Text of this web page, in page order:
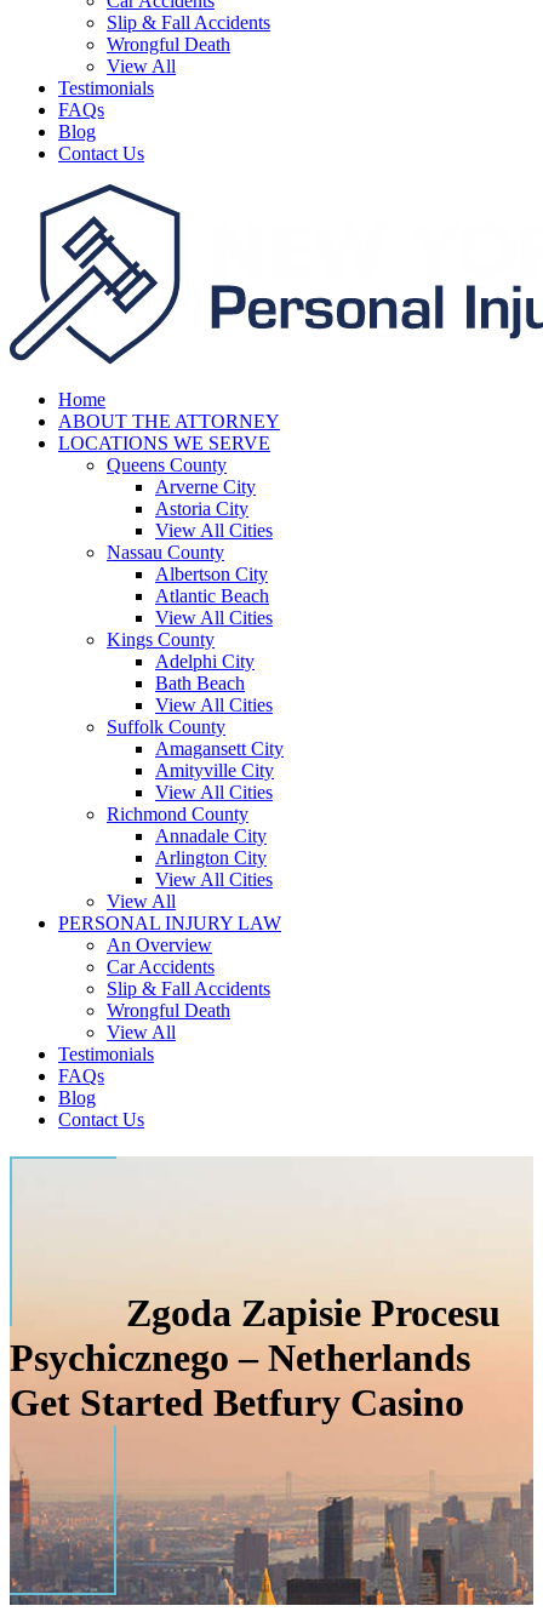
Slip & Fall Accidents
Wrongful Death
View All
Testimonials
FAQs
Blog
Contact Us
Home
ABOUT THE ATTORNEY
LOCATIONS WE SERVE
Queens County
Arverne City
Astoria City
View All Cities
Nassau County
Albertson City
Atlantic Beach
View All Cities
Kings County
Adelphi City
Bath Beach
View All Cities
Suffolk County
Amagansett City
Amityville City
View All Cities
Richmond County
Annadale City
Arlington City
View All Cities
View All
PERSONAL INJURY LAW
An Overview
Car Accidents
Slip & Fall Accidents
Wrongful Death
View All
Testimonials
FAQs
Blog
Contact Us
Zgoda Zapisie Procesu
Psychicznego – Netherlands
Get Started Betfury Casino